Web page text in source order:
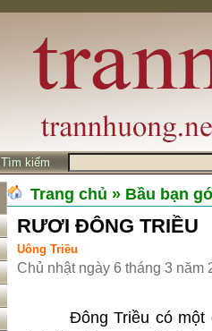
Tìm kiếm
Trang chủ » Bầu bạn
RƯƠI ĐÔNG TRIỀU
Uông Triều
Chủ nhật ngày 6 tháng 3 năm
Đông Triều có một